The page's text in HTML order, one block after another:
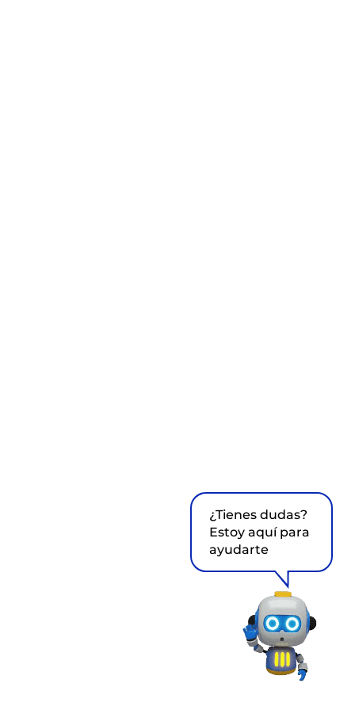
¿Tienes dudas?
Estoy aquí para
ayudarte